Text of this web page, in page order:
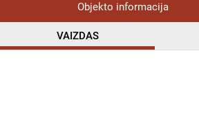
Objekto informacija
VAIZDAS
help_outline